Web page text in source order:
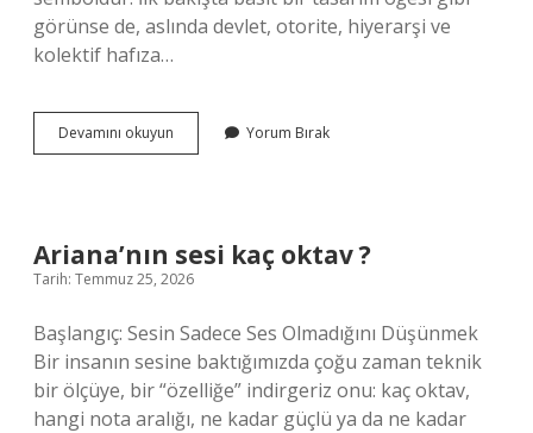
görünse de, aslında devlet, otorite, hiyerarşi ve
kolektif hafıza…
Devamını okuyun Jandarma
logosundaki
gelir
?
Yorum Bırak
Ariana’nın sesi kaç oktav ?
Tarih: Temmuz 25, 2026
Başlangıç: Sesin Sadece Ses Olmadığını Düşünmek
Bir insanın sesine baktığımızda çoğu zaman teknik
bir ölçüye, bir “özelliğe” indirgeriz onu: kaç oktav,
hangi nota aralığı, ne kadar güçlü ya da ne kadar